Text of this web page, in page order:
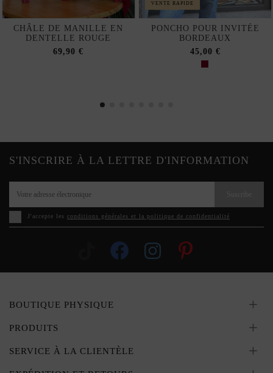
CHÂLE DE MANILLE EN
DENTELLE ROUGE
69,90 €
VENTE RAPIDE
PONCHO POUR INVITÉE
BORDEAUX
45,00 €
S'INSCRIRE À LA LETTRE D'INFORMATION
J'accepte les conditions générales et la politique de confidentialité
BOUTIQUE PHYSIQUE
PRODUITS
SERVICE À LA CLIENTÈLE